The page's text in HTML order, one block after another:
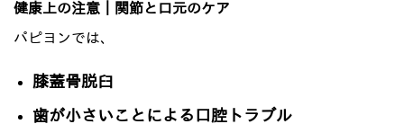
健康上の注意｜関節と口元のケア
パピヨンでは、
膝蓋骨脱臼
歯が小さいことによる口腔トラブル